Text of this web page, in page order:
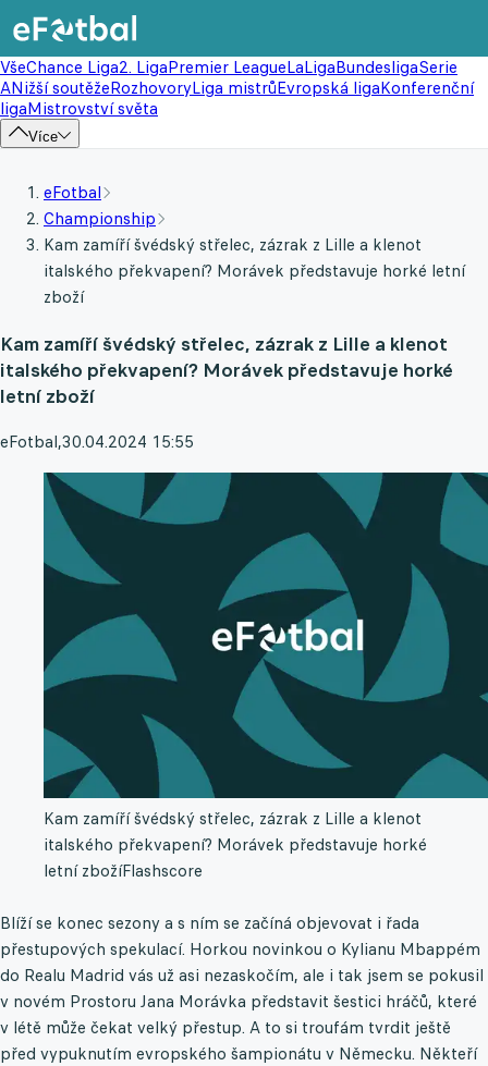
VšeChance Liga2. LigaPremier LeagueLaLigaBundesligaSerie
ANižší soutěžeRozhovoryLiga mistrůEvropská ligaKonferenční
ligaMistrovství světa
Více
eFotbal
Championship
Kam zamíří švédský střelec, zázrak z Lille a klenot
italského překvapení? Morávek představuje horké letní
zboží
Kam zamíří švédský střelec, zázrak z Lille a klenot
italského překvapení? Morávek představuje horké
letní zboží
eFotbal,30.04.2024 15:55
Kam zamíří švédský střelec, zázrak z Lille a klenot
italského překvapení? Morávek představuje horké
letní zbožíFlashscore
Blíží se konec sezony a s ním se začíná objevovat i řada
přestupových spekulací. Horkou novinkou o Kylianu Mbappém
do Realu Madrid vás už asi nezaskočím, ale i tak jsem se pokusil
v novém Prostoru Jana Morávka představit šestici hráčů, které
v létě může čekat velký přestup. A to si troufám tvrdit ještě
před vypuknutím evropského šampionátu v Německu. Někteří